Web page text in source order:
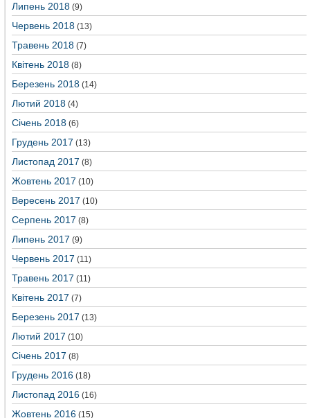
Липень 2018 (9)
Червень 2018 (13)
Травень 2018 (7)
Квітень 2018 (8)
Березень 2018 (14)
Лютий 2018 (4)
Січень 2018 (6)
Грудень 2017 (13)
Листопад 2017 (8)
Жовтень 2017 (10)
Вересень 2017 (10)
Серпень 2017 (8)
Липень 2017 (9)
Червень 2017 (11)
Травень 2017 (11)
Квітень 2017 (7)
Березень 2017 (13)
Лютий 2017 (10)
Січень 2017 (8)
Грудень 2016 (18)
Листопад 2016 (16)
Жовтень 2016 (15)